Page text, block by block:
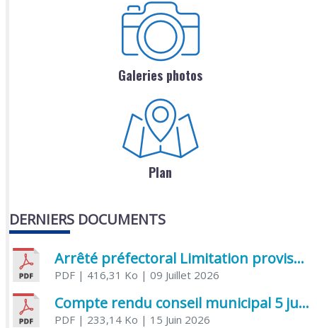
Galeries photos
Plan
DERNIERS DOCUMENTS
Arrêté préfectoral Limitation provisoire des usages de l’eau
PDF| 416,31 Ko | 09 Juillet 2026
Compte rendu conseil municipal 5 juin 2026 sénatoriale
PDF| 233,14 Ko | 15 Juin 2026